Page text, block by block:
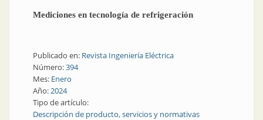
Mediciones en tecnología de refrigeración
Publicado en: Revista Ingeniería Eléctrica
Número:394
Mes: Enero
Año:2024
Tipo de artículo:
Descripción de producto, servicios y normativas